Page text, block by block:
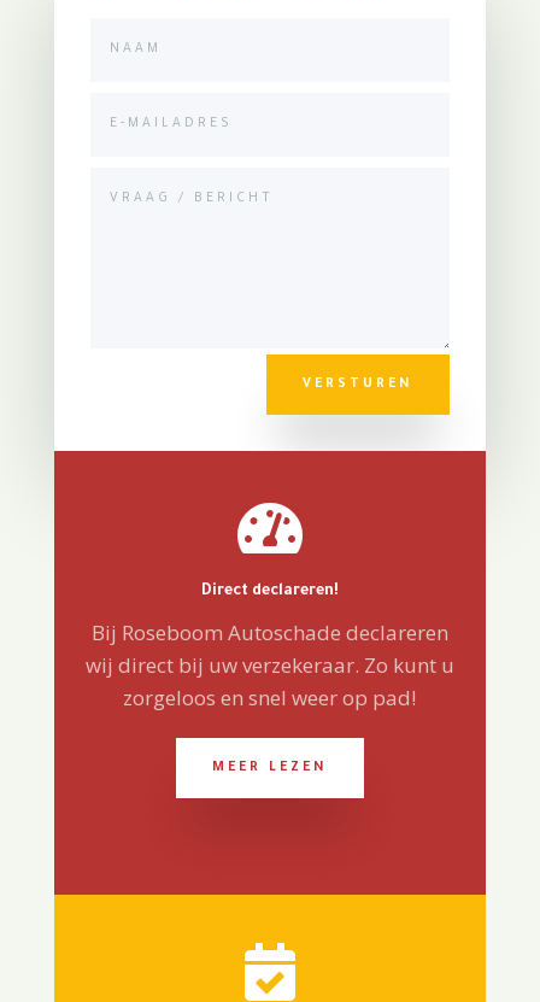
VERSTUREN

Direct declareren!
Bij Roseboom Autoschade declareren
wij direct bij uw verzekeraar. Zo kunt u
zorgeloos en snel weer op pad!
MEER LEZEN
